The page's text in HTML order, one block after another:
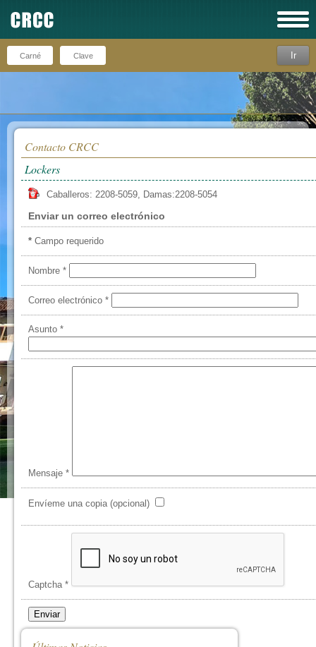
Ir
Contacto CRCC
Lockers
Caballeros: 2208-5059, Damas:2208-5054
Enviar un correo electrónico
* Campo requerido
Nombre *
Correo electrónico *
Asunto *
Mensaje *
Envíeme una copia (opcional)
Captcha*
Enviar